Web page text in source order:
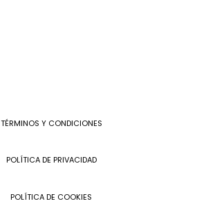
TÉRMINOS Y CONDICIONES
POLÍTICA DE PRIVACIDAD
POLÍTICA DE COOKIES